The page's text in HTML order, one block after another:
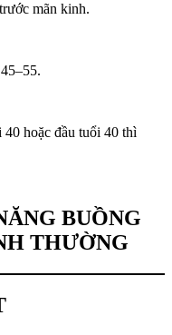
mãn kinh.
hoặc đầu tuổi 40 thì
BUỒNG
THƯỜNG